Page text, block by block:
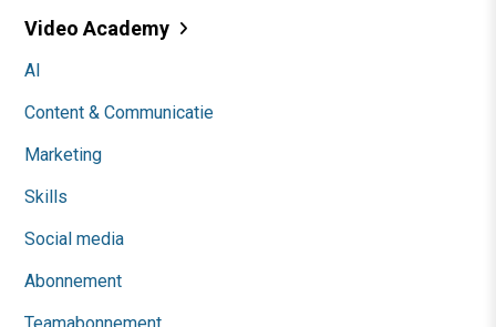
Video Academy
AI
Content & Communicatie
Marketing
Skills
Social media
Abonnement
Teamabonnement